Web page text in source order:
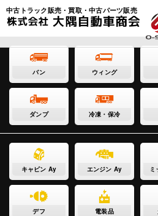
中古トラック販売・買取・中古パーツ販売
バン ウィング
ダンプ 冷凍・保冷
キャビン Ay エンジン Ay
デフ 電装品